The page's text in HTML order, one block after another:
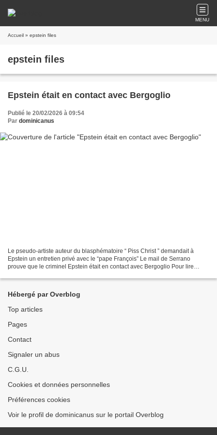
MENU
Accueil » epstein files
epstein files
Epstein était en contact avec Bergoglio
Publié le 20/02/2026 à 09:54
Par dominicanus
Le pseudo-artiste auteur du blasphématoire “ Piss Christ ” demandait à
Epstein un entretien privé avec le “pape François” Le mail de Serrano
prouve que le criminel Epstein était en contact avec Bergoglio Pour lire
Hébergé par Overblog
Top articles
Pages
Contact
Signaler un abus
C.G.U.
Cookies et données personnelles
Préférences cookies
Voir le profil de dominicanus sur le portail Overblog